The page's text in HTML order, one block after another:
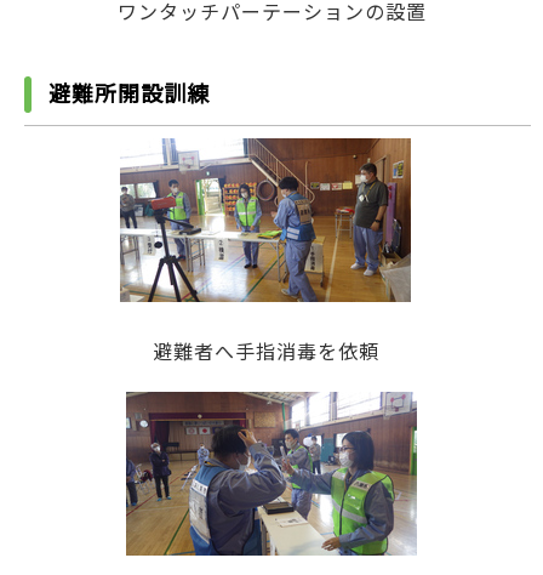
ワンタッチパーテーションの設置
避難所開設訓練
避難者へ手指消毒を依頼